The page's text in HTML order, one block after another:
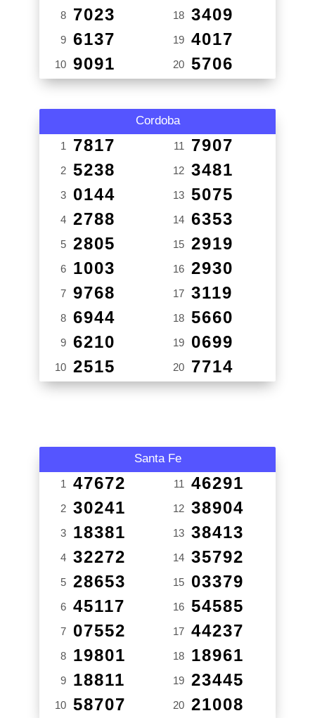
8 7023
9 6137
10 9091
18 3409
19 4017
20 5706
Cordoba
1 7817
2 5238
3 0144
4 2788
5 2805
6 1003
7 9768
8 6944
9 6210
10 2515
11 7907
12 3481
13 5075
14 6353
15 2919
16 2930
17 3119
18 5660
19 0699
20 7714
Santa Fe
1 47672
2 30241
3 18381
4 32272
5 28653
6 45117
7 07552
8 19801
9 18811
10 58707
11 46291
12 38904
13 38413
14 35792
15 03379
16 54585
17 44237
18 18961
19 23445
20 21008